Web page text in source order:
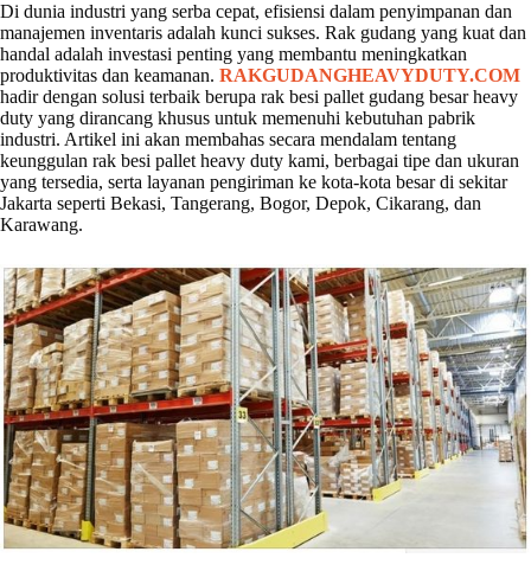
Di dunia industri yang serba cepat, efisiensi dalam penyimpanan dan
manajemen inventaris adalah kunci sukses. Rak gudang yang kuat dan
handal adalah investasi penting yang membantu meningkatkan
produktivitas dan keamanan. RAKGUDANGHEAVYDUTY.COM
hadir dengan solusi terbaik berupa rak besi pallet gudang besar heavy
duty yang dirancang khusus untuk memenuhi kebutuhan pabrik
industri. Artikel ini akan membahas secara mendalam tentang
keunggulan rak besi pallet heavy duty kami, berbagai tipe dan ukuran
yang tersedia, serta layanan pengiriman ke kota-kota besar di sekitar
Jakarta seperti Bekasi, Tangerang, Bogor, Depok, Cikarang, dan
Karawang.